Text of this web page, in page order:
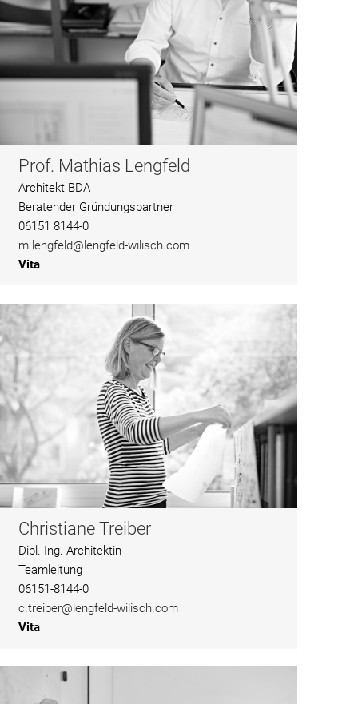
Prof. Mathias Lengfeld
Architekt BDA
Beratender Gründungspartner
06151 8144-0
m.lengfeld@lengfeld-wilisch.com
Vita
Christiane Treiber
Dipl.-Ing. Architektin
Teamleitung
06151-8144-0
c.treiber@lengfeld-wilisch.com
Vita